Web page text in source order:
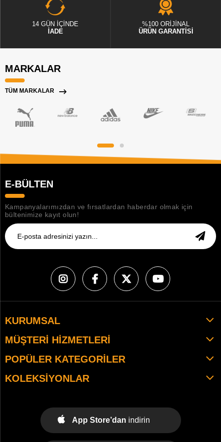
14 GÜN İÇİNDE
İADE
%100 ORİJİNAL
ÜRÜN GARANTİSİ
MARKALAR
TÜM MARKALAR
E-BÜLTEN
Kampanyalarımızdan ve fırsatlardan haberdar olmak için
bültenimize kayıt olun!
KURUMSAL
MÜŞTERI HIZMETLERI
POPÜLER KATEGORILER
KOLEKSIYONLAR
App Store’dan indirin